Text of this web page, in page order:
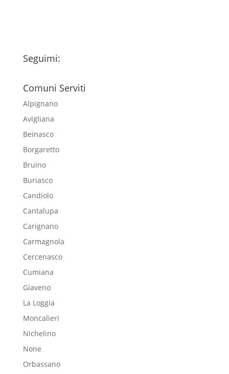
Seguimi:
Comuni Serviti
Alpignano
Avigliana
Beinasco
Borgaretto
Bruino
Buriasco
Candiolo
Cantalupa
Carignano
Carmagnola
Cercenasco
Cumiana
Giaveno
La Loggia
Moncalieri
Nichelino
None
Orbassano